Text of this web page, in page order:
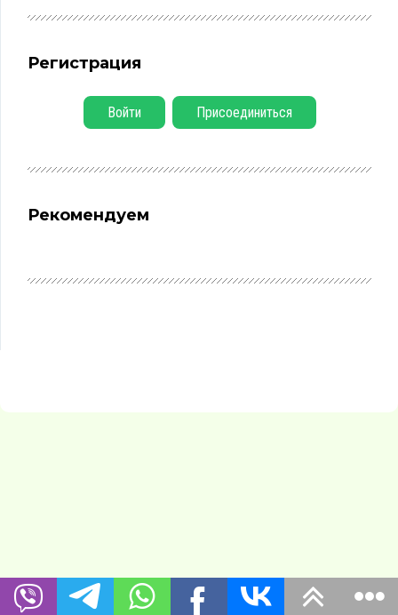
Регистрация
Войти Присоединиться
Рекомендуем